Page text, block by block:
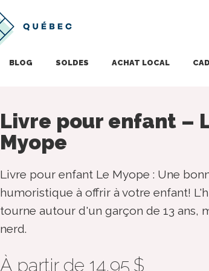
BLOG SOLDES ACHAT LOCAL
Livre pour enfant –
Myope
Livre pour enfant Le Myope : Une
humoristique à offrir à votre enfant!
tourne autour d'un garçon de 13 ans,
nerd.
À partir de 14,95 $